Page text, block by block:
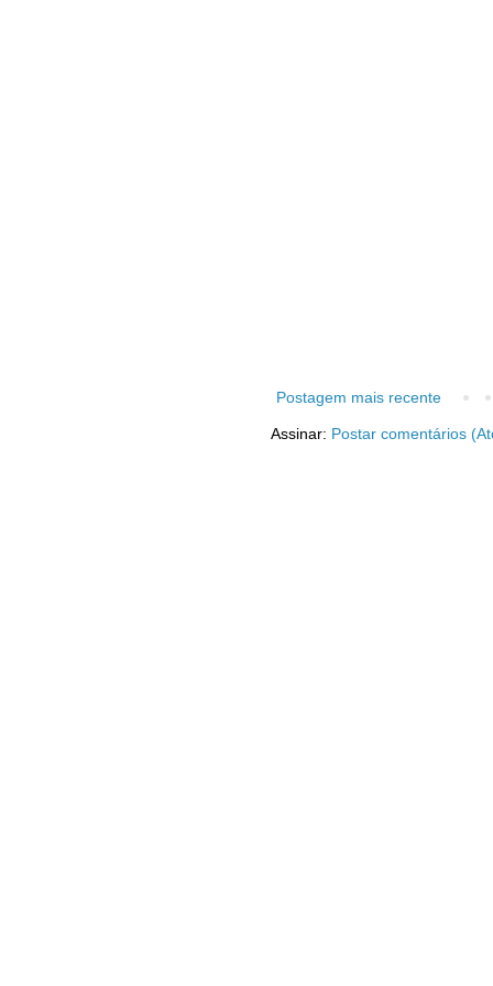
Postagem mais recente
Assinar: Postar comentários